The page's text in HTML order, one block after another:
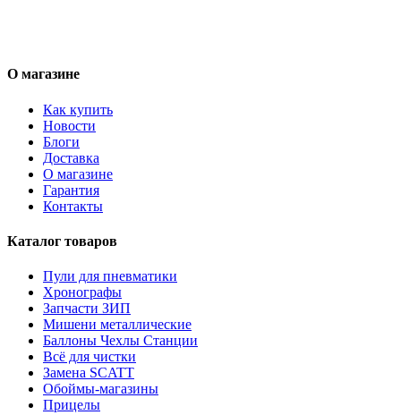
О магазине
Как купить
Новости
Блоги
Доставка
О магазине
Гарантия
Контакты
Каталог товаров
Пули для пневматики
Хронографы
Запчасти ЗИП
Мишени металлические
Баллоны Чехлы Станции
Всё для чистки
Замена SCATT
Обоймы-магазины
Прицелы